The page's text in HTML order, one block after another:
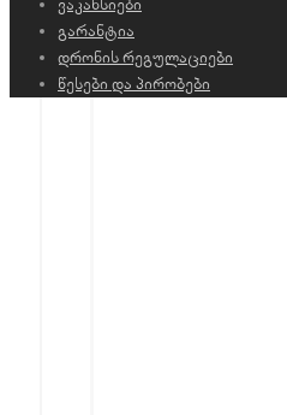
ვაკანსიები
გარანტია
დრონის რეგულაციები
წესები და პირობები